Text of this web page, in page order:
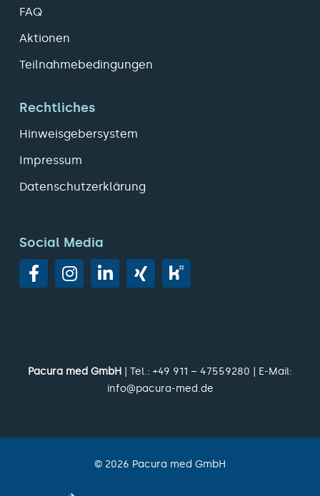
FAQ
Aktionen
Teilnahmebedingungen
Rechtliches
Hinweisgebersystem
Impressum
Datenschutzerklärung
Social Media
Pacura med GmbH | Tel.: +49 911 – 47559280 | E-Mail:
info@pacura-med.de
© 2026 Pacura med GmbH